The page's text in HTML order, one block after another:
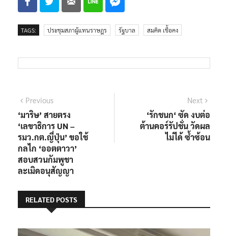
แนะแนว
เรื่อง
PreviousPrevious
post:
‘มาริษ’ สายตรง
‘เลขาธิการ UN –
รมว.กต.ญี่ปุ่น’ ขอใช้
กลไก ‘ออตตาวา’
ละเมิดอนุสัญญา
Next
post:
‘รักชนก‘ ซัด งบต่อ